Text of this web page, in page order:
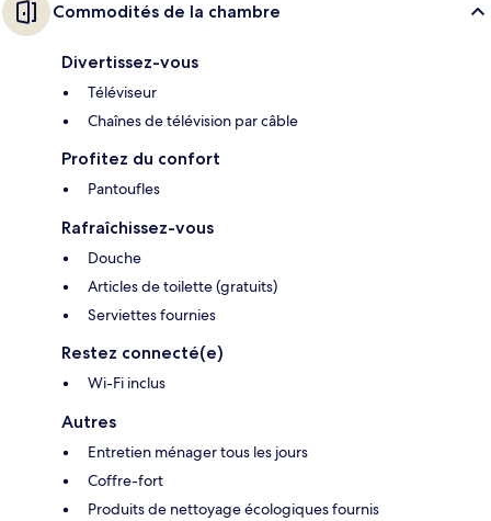
Commodités de la chambre
Divertissez-vous
Téléviseur
Chaînes de télévision par câble
Profitez du confort
Pantoufles
Rafraîchissez-vous
Douche
Articles de toilette (gratuits)
Serviettes fournies
Restez connecté(e)
Wi-Fi inclus
Autres
Entretien ménager tous les jours
Coffre-fort
Produits de nettoyage écologiques fournis